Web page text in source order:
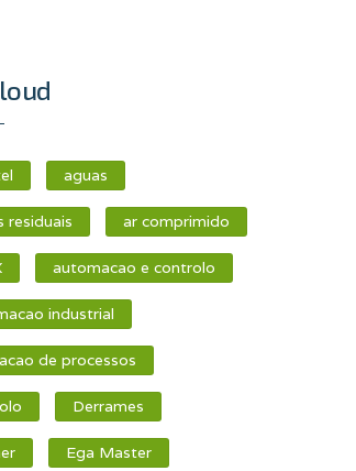
aguas
residuais ar comprimido
automacao e controlo
industrial
de processos
Derrames
Ega Master